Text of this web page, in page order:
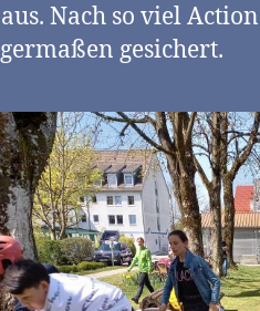
Nach so viel
gesichert.